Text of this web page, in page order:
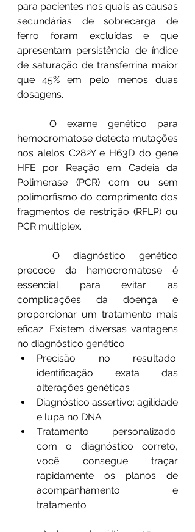
para pacientes nos quais as causas
secundárias de sobrecarga de
ferro foram excluídas e que
apresentam persistência de índice
de saturação de transferrina maior
que 45% em pelo menos duas
dosagens.
hemocromatose detecta mutações
nos alelos C282Y e H63D do gene
HFE por Reação em Cadeia da
Polimerase (PCR) com ou sem
polimorfismo do comprimento dos
fragmentos de restrição (RFLP) ou
PCR multiplex.
precoce da hemocromatose é
essencial para evitar as
complicações da doença e
proporcionar um tratamento mais
eficaz. Existem diversas vantagens
no diagnóstico genético:
Precisão no resultado:
identificação exata das
alterações genéticas
Diagnóstico assertivo: agilidade
e lupa no DNA
Tratamento personalizado:
com o diagnóstico correto,
você consegue traçar
rapidamente os planos de
acompanhamento e
tratamento